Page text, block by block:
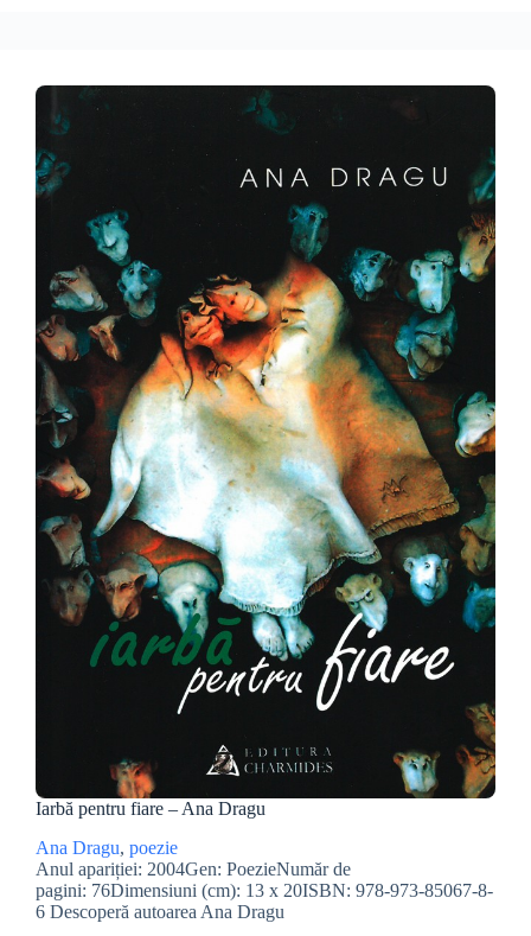
Iarbă pentru fiare – Ana Dragu
Ana Dragu, poezie
Anul apariției: 2004Gen: PoezieNumăr de
pagini: 76Dimensiuni (cm): 13 x 20ISBN: 978-973-85067-8-
6 Descoperă autoarea Ana Dragu